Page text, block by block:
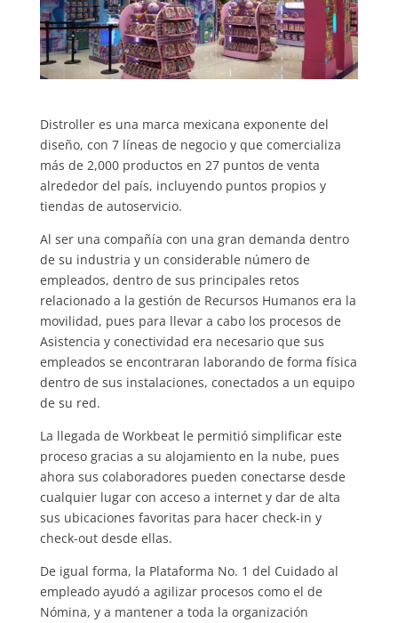
Distroller es una marca mexicana exponente del
diseño, con 7 líneas de negocio y que comercializa
más de 2,000 productos en 27 puntos de venta
alrededor del país, incluyendo puntos propios y
tiendas de autoservicio.
Al ser una compañía con una gran demanda dentro
de su industria y un considerable número de
empleados, dentro de sus principales retos
relacionado a la gestión de Recursos Humanos era la
movilidad, pues para llevar a cabo los procesos de
Asistencia y conectividad era necesario que sus
empleados se encontraran laborando de forma física
dentro de sus instalaciones, conectados a un equipo
de su red.
La llegada de Workbeat le permitió simplificar este
proceso gracias a su alojamiento en la nube, pues
ahora sus colaboradores pueden conectarse desde
cualquier lugar con acceso a internet y dar de alta
sus ubicaciones favoritas para hacer check-in y
check-out desde ellas.
De igual forma, la Plataforma No. 1 del Cuidado al
empleado ayudó a agilizar procesos como el de
Nómina, y a mantener a toda la organización